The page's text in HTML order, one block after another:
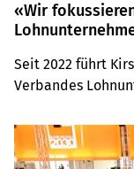
«Wir
Müller
Seit 2022 führt
Verbandes
einiges bewirkt.
getroffen.